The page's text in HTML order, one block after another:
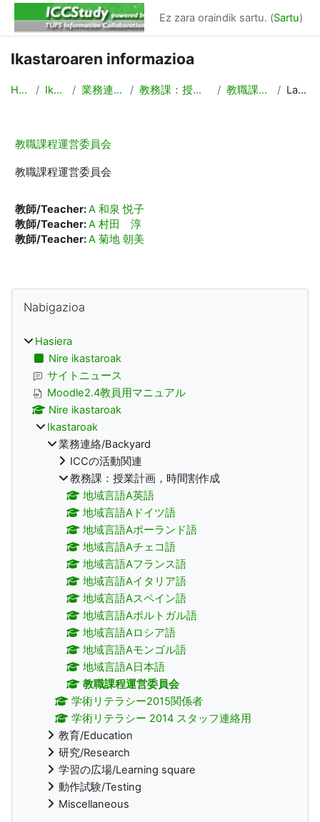
Joan eduki nagusira zuzenean
Ez zara oraindik sartu. (Sartu)
Ikastaroaren informazioa
Hasiera Ikastaroak 業務連絡/Backyard 教務課：授業計画，時間割作成 教職課程運営委員会 Laburpena
教職課程運営委員会
教職課程運営委員会
教師/Teacher:A 和泉 悦子
教師/Teacher:A 村田 淳
教師/Teacher:A 菊地 朝美
Blokeak
Nabigazioa
Hasiera
Nire ikastaroak
サイトニュース
Moodle2.4教員用マニュアル
Nire ikastaroak
Ikastaroak
業務連絡/Backyard
ICCの活動関連
教務課：授業計画，時間割作成
地域言語A英語
地域言語Aドイツ語
地域言語Aポーランド語
地域言語Aチェコ語
地域言語Aフランス語
地域言語Aイタリア語
地域言語Aスペイン語
地域言語Aポルトガル語
地域言語Aロシア語
地域言語Aモンゴル語
地域言語A日本語
教職課程運営委員会
学術リテラシー2015関係者
学術リテラシー 2014 スタッフ連絡用
教育/Education
研究/Research
学習の広場/Learning square
動作試験/Testing
Miscellaneous